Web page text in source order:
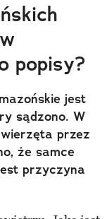
popisy?
jest
sądzono. W
przez
że samce
przyczyna